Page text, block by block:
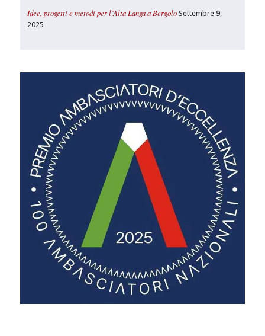
Idee, progetti e metodi per l’Alta Langa a Bergolo Settembre 9,
2025